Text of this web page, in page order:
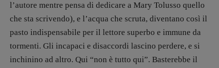
l’autore mentre pensa di dedicare a Mary Tolusso quello
che sta scrivendo), e l’acqua che scruta, diventano così il
pasto indispensabile per il lettore superbo e immune da
tormenti. Gli incapaci e disaccordi lascino perdere, e si
inchinino ad altro. Qui “non è tutto qui”. Basterebbe il